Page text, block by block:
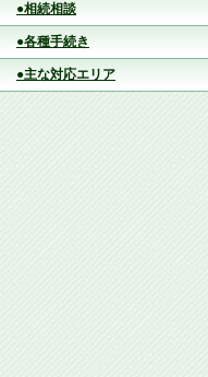
●相続相談
●各種手続き
●主な対応エリア